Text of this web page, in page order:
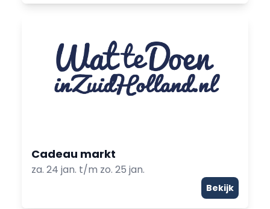
Cadeau markt
za. 24 jan. t/m zo. 25 jan.
Bekijk